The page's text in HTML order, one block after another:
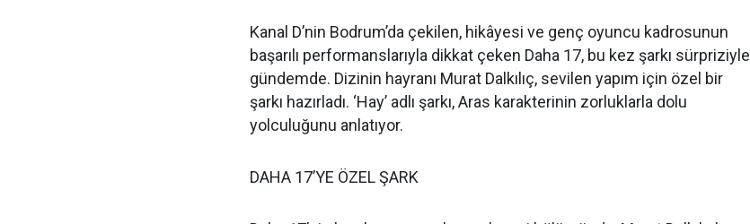
Kanal D’nin Bodrum’da çekilen, hikâyesi ve genç oyuncu kadrosunun
başarılı performanslarıyla dikkat çeken Daha 17, bu kez şarkı sürpriziyle
gündemde. Dizinin hayranı Murat Dalkılıç, sevilen yapım için özel bir
şarkı hazırladı. ‘Hay’ adlı şarkı, Aras karakterinin zorluklarla dolu
yolculuğunu anlatıyor.
DAHA 17’YE ÖZEL ŞARK